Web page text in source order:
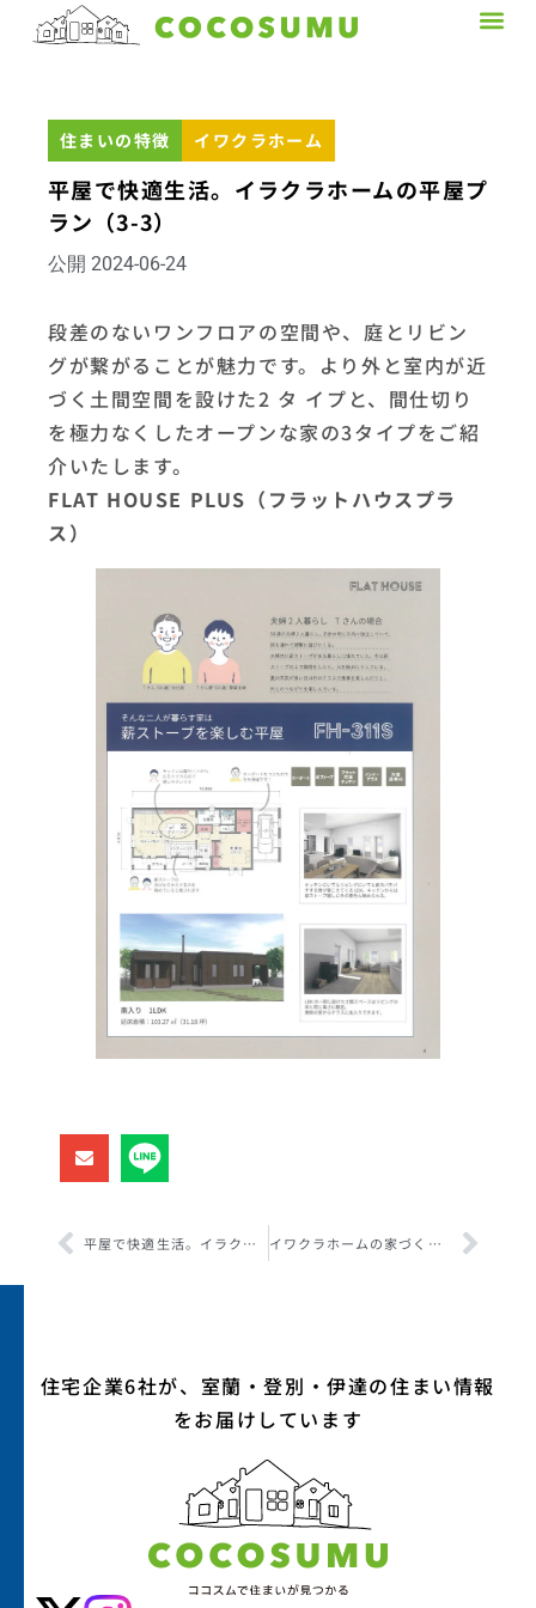
住まいの特徴 イワクラホーム
平屋で快適生活。イラクラホームの平屋プ
ラン（3-3）
公開 2024-06-24
段差のないワンフロアの空間や、庭とリビン
グが繋がることが魅力です。より外と室内が近
づく土間空間を設けた2 タ イプと、間仕切り
を極力なくしたオープンな家の3タイプをご紹
介いたします。
FLAT HOUSE PLUS（フラットハウスプラ
ス）
平屋で快適生活。イラクラホームの平屋プラン（3-2） イワクラホームの家づくり：省エネルギー性能
住宅企業6社が、室蘭・登別・伊達の住まい情報
をお届けしています